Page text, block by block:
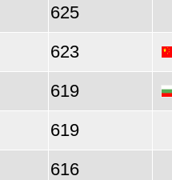
625
623
619
619
616